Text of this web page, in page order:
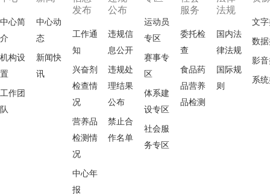
中心简
介
机构设
置
工作团
队
中心动
态
新闻快
讯
发布
工作通
知
兴奋剂
检查情
况
营养品
检测情
况
中心年
报
公布
违规信
息公开
违规处
理结果
公布
禁止合
作名单
运动员
专区
赛事专
区
体系建
设专区
社会服
务专区
服务
委托检
查
食品药
品营养
品检测
法规
国内法
律法规
国际规
则
文
数
影
系